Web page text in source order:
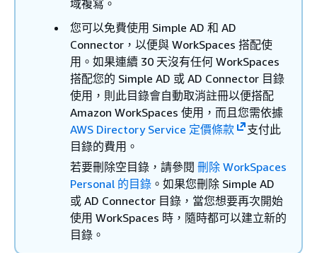
域複寫。
您可以免費使用 Simple AD 和 AD
Connector，以便與 WorkSpaces 搭配使
用。如果連續 30 天沒有任何 WorkSpaces
搭配您的 Simple AD 或 AD Connector 目錄
使用，則此目錄會自動取消註冊以便搭配
Amazon WorkSpaces 使用，而且您需依據
AWS Directory Service 定價條款
支付此
目錄的費用。
若要刪除空目錄，請參閱 刪除 WorkSpaces
Personal 的目錄 。如果您刪除 Simple AD
或 AD Connector 目錄，當您想要再次開始
使用 WorkSpaces 時，隨時都可以建立新的
目錄。